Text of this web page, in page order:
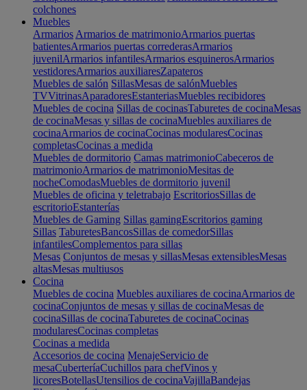
colchones
Muebles
Armarios Armarios de matrimonioArmarios puertas
batientesArmarios puertas correderasArmarios
juvenilArmarios infantilesArmarios esquinerosArmarios
vestidoresArmarios auxiliaresZapateros
Muebles de salón SillasMesas de salónMuebles
TVVitrinasAparadoresEstanteriasMuebles recibidores
Muebles de cocina Sillas de cocinasTaburetes de cocinaMesas
de cocinaMesas y sillas de cocinaMuebles auxiliares de
cocinaArmarios de cocinaCocinas modularesCocinas
completasCocinas a medida
Muebles de dormitorio Camas matrimonioCabeceros de
matrimonioArmarios de matrimonioMesitas de
nocheComodasMuebles de dormitorio juvenil
Muebles de oficina y teletrabajo EscritoriosSillas de
escritorioEstanterías
Muebles de Gaming Sillas gamingEscritorios gaming
Sillas TaburetesBancosSillas de comedorSillas
infantilesComplementos para sillas
Mesas Conjuntos de mesas y sillasMesas extensiblesMesas
altasMesas multiusos
Cocina
Muebles de cocina Muebles auxiliares de cocinaArmarios de
cocinaConjuntos de mesas y sillas de cocinaMesas de
cocinaSillas de cocinaTaburetes de cocinaCocinas
modularesCocinas completas
Cocinas a medida
Accesorios de cocina MenajeServicio de
mesaCuberteríaCuchillos para chefVinos y
licoresBotellasUtensilios de cocinaVajillaBandejas